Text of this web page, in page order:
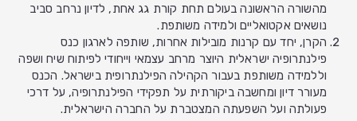
מהשורה הראשונה בעולם תחת קורת גג אחת, לדיון נרחב סביב
נושאים אקטואליים ולמידה משותפת.
הקרן, יחד עם קרנות מובילות אחרות, שותפה לארגון כנס
פילנתרופיה ישראלית היוצר מרחב עצמאי וייחודי לפיתוח שיח ושפה
וללמידה משותפת בעבור הקהילה הפילנתרופית בישראל. הכנס
מעורר דיון ומחשבה ביקורתית על תפקידי הפילנתרופיה, על דרכי
פעולתה ועל השפעתה המצטברת על החברה הישראלית.